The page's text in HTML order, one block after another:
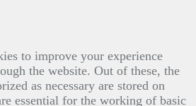
to improve your experience
the website. Out of these, the
as necessary are stored on
essential for the working of basic